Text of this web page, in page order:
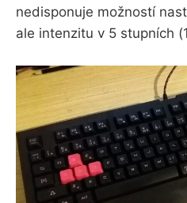
nedisponuje možností
ale intenzitu v 5 stupních